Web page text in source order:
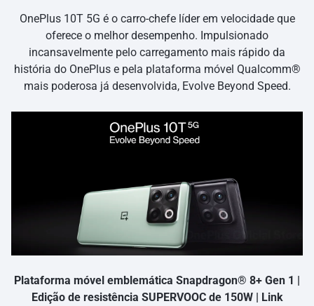
OnePlus 10T 5G é o carro-chefe líder em velocidade que
oferece o melhor desempenho. Impulsionado
incansavelmente pelo carregamento mais rápido da
história do OnePlus e pela plataforma móvel Qualcomm®
mais poderosa já desenvolvida, Evolve Beyond Speed.
Plataforma móvel emblemática Snapdragon® 8+ Gen 1 |
Edição de resistência SUPERVOOC de 150W | Link